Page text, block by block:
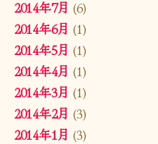
2014年7月 (6)
2014年6月 (1)
2014年5月 (1)
2014年4月 (1)
2014年3月 (1)
2014年2月 (3)
2014年1月 (3)